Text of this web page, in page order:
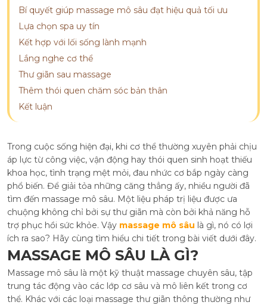
Bí quyết giúp massage mô sâu đạt hiệu quả tối ưu
Lựa chọn spa uy tín
Kết hợp với lối sống lành mạnh
Lắng nghe cơ thể
Thư giãn sau massage
Thêm thói quen chăm sóc bản thân
Kết luận
Trong cuộc sống hiện đại, khi cơ thể thường xuyên phải chịu
áp lực từ công việc, vận động hay thói quen sinh hoạt thiếu
khoa học, tình trạng mệt mỏi, đau nhức cơ bắp ngày càng
phổ biến. Để giải tỏa những căng thẳng ấy, nhiều người đã
tìm đến massage mô sâu. Một liệu pháp trị liệu được ưa
chuộng không chỉ bởi sự thư giãn mà còn bởi khả năng hỗ
trợ phục hồi sức khỏe. Vậy massage mô sâu là gì, nó có lợi
ích ra sao? Hãy cùng tìm hiểu chi tiết trong bài viết dưới đây.
MASSAGE MÔ SÂU LÀ GÌ?
Massage mô sâu là một kỹ thuật massage chuyên sâu, tập
trung tác động vào các lớp cơ sâu và mô liên kết trong cơ
thể. Khác với các loại massage thư giãn thông thường như